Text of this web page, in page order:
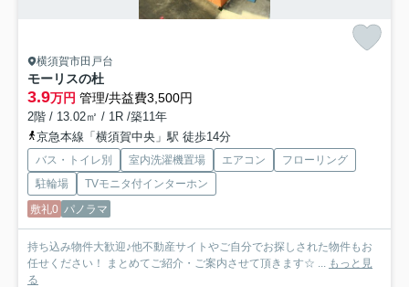
横須賀市田戸台
モーリスの杜
3.9万円 管理/共益費3,500円
2階 / 13.02㎡ / 1R /築11年
京急本線「横須賀中央」駅 徒歩14分
バス・トイレ別 室内洗濯機置場 エアコン
フローリング
駐輪場
TVモニタ付インターホン
敷礼0 パノラマ
持ち込み物件大歓迎♪他不動産サイトやご自分でお探しされた物件もお
任せください！ まとめてご紹介・ご案内させて頂きます☆ ...
もっと見
る